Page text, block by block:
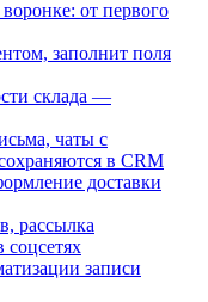
от первого
заполнит поля
склада —
чаты с
в CRM
доставки
рассылка
записи